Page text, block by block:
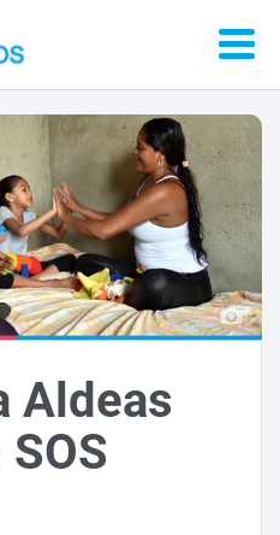
Aldeas